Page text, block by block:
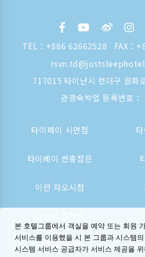
TEL： +886 62662528
FAX：
717015 타이난시 런더구 원화
관광숙박업 등록번호：
타이페이 시먼점
타이베이 싼충점은
이란 자오시점
가오슝역 점 오
본 호텔그룹에서 객실을 예약 또는 회원
서비스를 이용했을 시 본 그룹과 시스템
시스템 서비스 공급자가 서비스 제공을